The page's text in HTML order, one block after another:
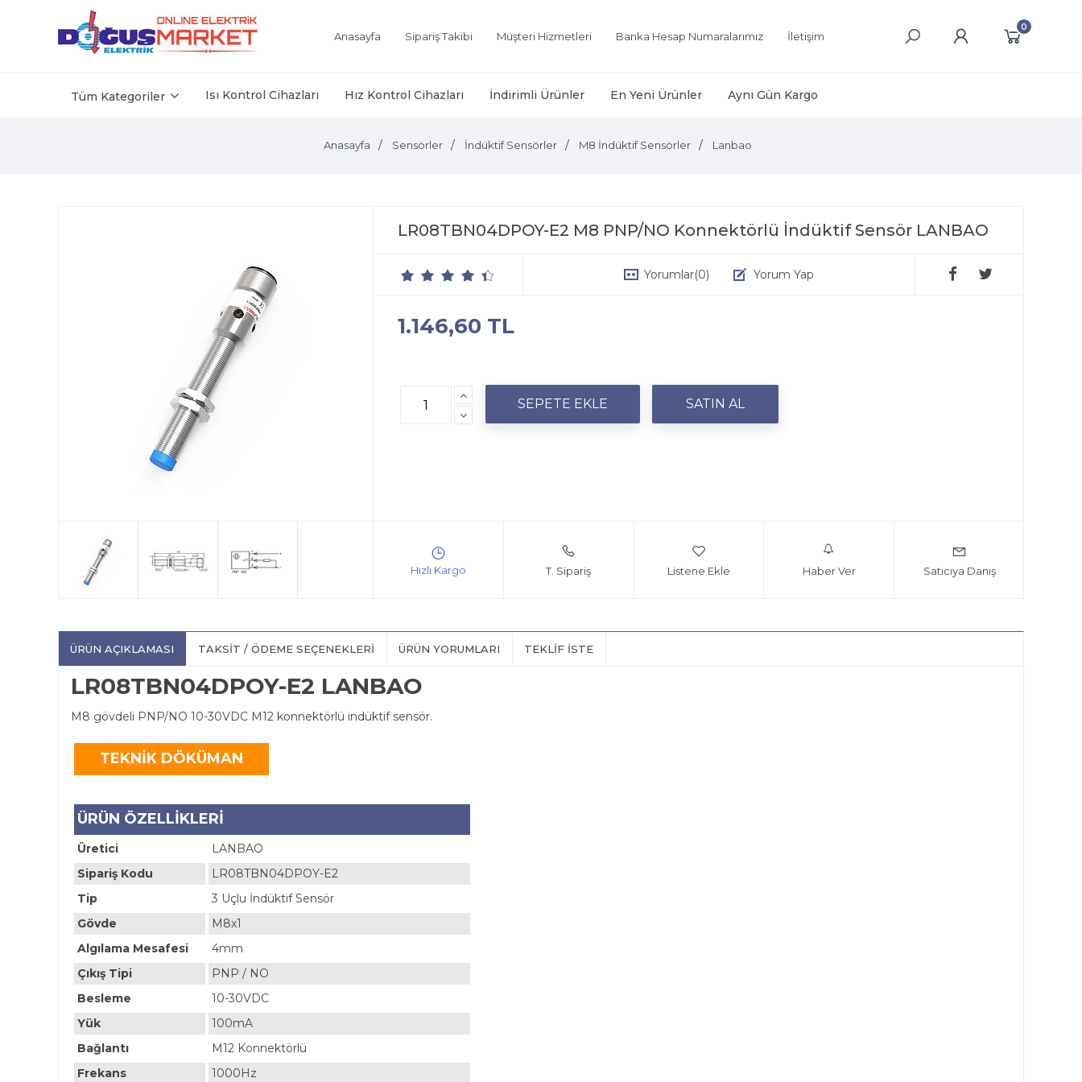
Anasayfa Sipariş Takibi Müşteri Hizmetleri Banka Hesap Numaralarımız İletişim
0
Tüm Kategoriler Isı Kontrol Cihazları Hız Kontrol Cihazları İndirimli Ürünler En Yeni Ürünler Aynı Gün Kargo
Anasayfa Sensörler İndüktif Sensörler M8 İndüktif Sensörler Lanbao
LR08TBN04DPOY-E2 M8 PNP/NO Konnektörlü İndüktif Sensör LANBAO
Yorumlar(0) Yorum Yap
1.146,60 TL
T. Sipariş Listene Ekle Haber Ver Satıcıya Danış
ÜRÜN AÇIKLAMASI TAKSIT / ÖDEME SEÇENEKLERI ÜRÜN YORUMLARI TEKLIF İSTE
LR08TBN04DPOY-E2 LANBAO
M8 gövdeli PNP/NO 10-30VDC M12 konnektörlü indüktif sensör.
TEKNİK DÖKÜMAN
ÜRÜN ÖZELLİKLERİ
Üretici
LANBAO
Sipariş Kodu
LR08TBN04DPOY-E2
Tip
3 Uçlu İndüktif Sensör
Gövde
M8x1
Algılama Mesafesi
4mm
Çıkış Tipi
PNP / NO
Besleme
10-30VDC
Yük
100mA
Bağlantı
M12 Konnektörlü
Frekans
1000Hz